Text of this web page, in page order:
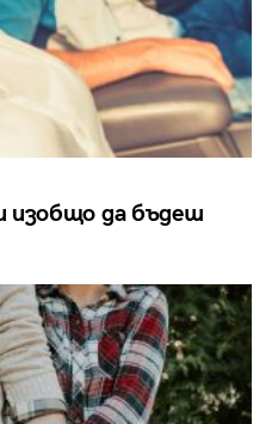
изобщо да бъдеш